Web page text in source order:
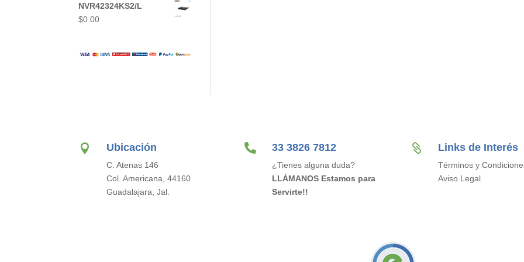
NVR42324KS2/L
$0.00
 Ubicación
C. Atenas 146
Col. Americana, 44160
Guadalajara, Jal.
 33 3826 7812
¿Tienes alguna duda?
LLÁMANOS Estamos para
Servirte!!
 Links de Interés
Términos y
Aviso Legal